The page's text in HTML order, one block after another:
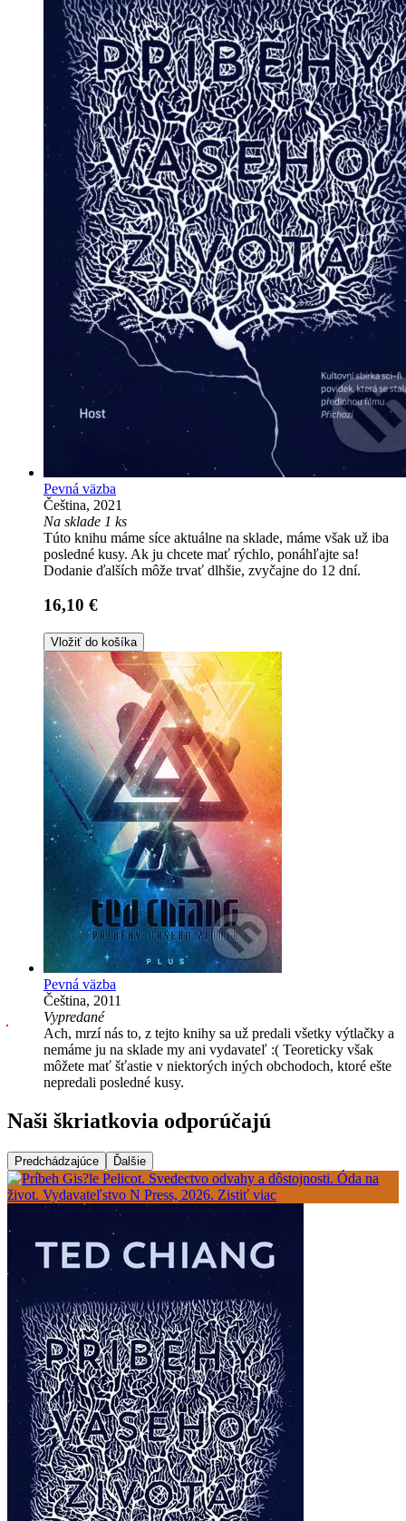
Pevná väzba
Čeština, 2021
Na sklade 1 ks
Túto knihu máme síce aktuálne na sklade, máme však už iba
posledné kusy. Ak ju chcete mať rýchlo, ponáhľajte sa!
Dodanie ďalších môže trvať dlhšie, zvyčajne do 12 dní.
16,10 €
Vložiť do košíka
Pevná väzba
Čeština, 2011
Vypredané
Ach, mrzí nás to, z tejto knihy sa už predali všetky výtlačky a
nemáme ju na sklade my ani vydavateľ :( Teoreticky však
môžete mať šťastie v niektorých iných obchodoch, ktoré ešte
nepredali posledné kusy.
Naši škriatkovia odporúčajú
Predchádzajúce Ďalšie